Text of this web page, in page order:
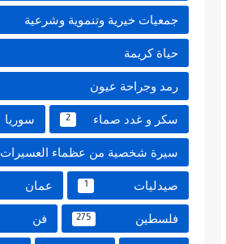
جمعيات خيرية وتنموية وشرعية
حياة كريمة
رمد وجراحة عيون
سكر و غدد صماء 2 سوريا
سيرة شخصية من عظماء العسيرات
صيدليات 1 عمان
فلسطين 275 فن